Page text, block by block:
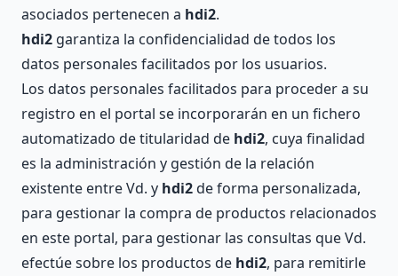
asociados pertenecen a hdi2.
hdi2 garantiza la confidencialidad de todos los
datos personales facilitados por los usuarios.
Los datos personales facilitados para proceder a su
registro en el portal se incorporarán en un fichero
automatizado de titularidad de hdi2, cuya finalidad
es la administración y gestión de la relación
existente entre Vd. y hdi2de forma personalizada,
para gestionar la compra de productos relacionados
en este portal, para gestionar las consultas que Vd.
efectúe sobre los productos de hdi2, para remitirle